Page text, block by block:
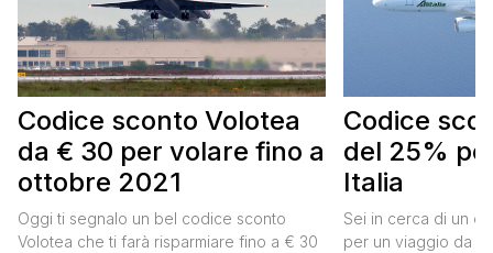
Codice sconto Volotea
da € 30 per volare fino a
ottobre 2021
Oggi ti segnalo un bel codice sconto
Volotea che ti farà risparmiare fino a € 30
Codice
del 25%
Italia
Sei in cerca di un
per un viaggio da